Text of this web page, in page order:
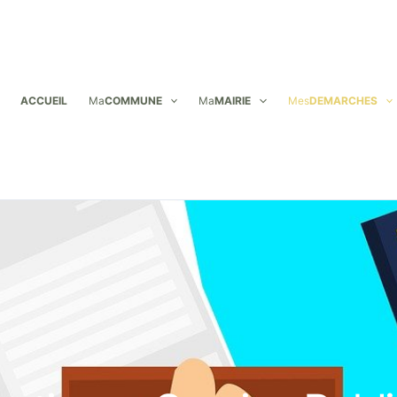
ACCUEIL MaCOMMUNE MaMAIRIE MesDEMARCHES